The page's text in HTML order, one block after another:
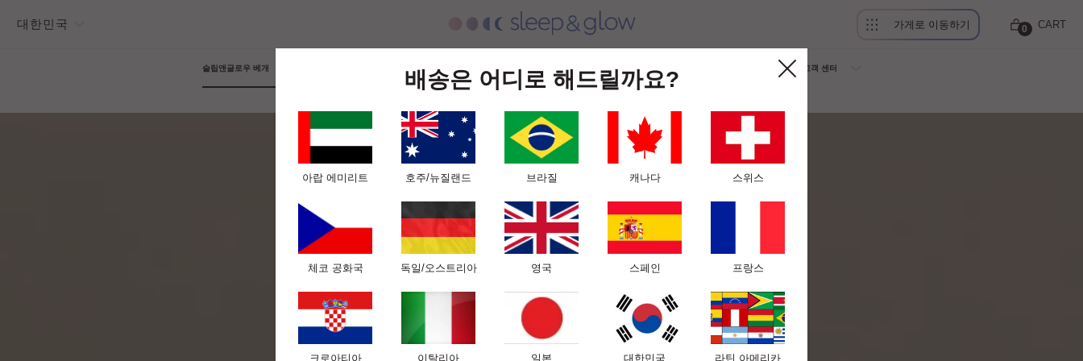
대한민국 가게로 이동하기 CART
0
슬립앤글로우 베개 슬립앤글로우 실크 컬렉션 당사의 과학 고객 센터
배송은 어디로 해드릴까요?
아랍 에미리트 호주/뉴질랜드 브라질 캐나다 스위스
체코 공화국 독일/오스트리아 영국 스페인 프랑스
크로아티아 이탈리아 일본 대한민국 라틴 아메리카